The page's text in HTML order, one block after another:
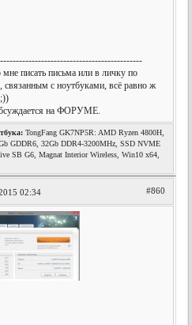
писать письма или в личку по
связанным с ноутбуками, всё равно ж
на ФОРУМЕ.
TongFang GK7NP5R: AMD Ryzen 4800H,
GDDR6, 32Gb DDR4-3200MHz, SSD NVME
SB G6, Magnat Interior Wireless, Win10 x64,
02:34 #860